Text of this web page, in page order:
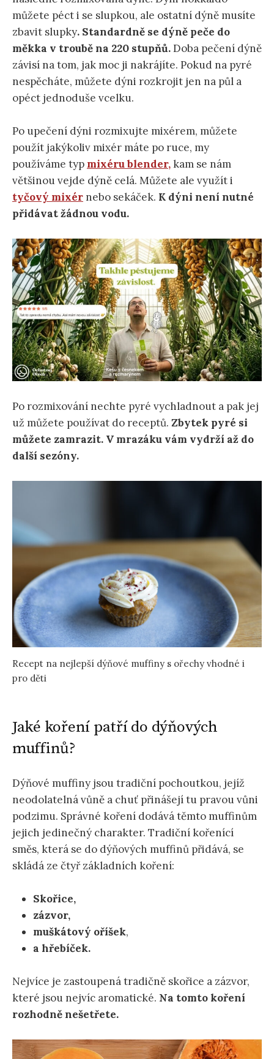
můžete péct i se slupkou, ale ostatní dýně musíte
zbavit slupky. Standardně se dýně peče do
měkka v troubě na 220 stupňů.Doba pečení dýně
závisí na tom, jak moc ji nakrájíte. Pokud na pyré
nespěcháte, můžete dýni rozkrojit jen na půl a
opéct jednoduše vcelku.
Po upečení dýni rozmixujte mixérem, můžete
použít jakýkoliv mixér máte po ruce, my
používáme typ mixéru blender,kam se nám
většinou vejde dýně celá. Můžete ale využít i
tyčový mixér nebo sekáček. K dýni není nutné
přidávat žádnou vodu.
Po rozmixování nechte pyré vychladnout a pak jej
už můžete používat do receptů. Zbytek pyré si
můžete zamrazit. V mrazáku vám vydrží až do
další sezóny.
Recept na nejlepší dýňové muffiny s ořechy vhodné i
pro děti
Jaké koření patří do dýňových
muffinů?
Dýňové muffiny jsou tradiční pochoutkou, jejíž
neodolatelná vůně a chuť přinášejí tu pravou vůni
podzimu. Správné koření dodává těmto muffinům
jejich jedinečný charakter. Tradiční kořenící
směs, která se do dýňových muffinů přidává, se
skládá ze čtyř základních koření:
Skořice,
zázvor,
muškátový oříšek,
a hřebíček.
Nejvíce je zastoupená tradičně skořice a zázvor,
které jsou nejvíc aromatické. Na tomto koření
rozhodně nešetřete.